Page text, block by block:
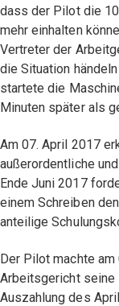
dass der Pilot die
mehr einhalten
Vertreter der
die Situation
startete die
Minuten später als
Am 07. April 2017
außerordentliche
Ende Juni 2017
einem Schreiben
anteilige
Der Pilot machte
Arbeitsgericht seine
Auszahlung des